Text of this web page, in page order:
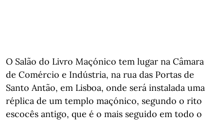
O Salão do Livro Maçónico tem lugar na Câmara
de Comércio e Indústria, na rua das Portas de
Santo Antão, em Lisboa, onde será instalada uma
réplica de um templo maçónico, segundo o rito
escocês antigo, que é o mais seguido em todo o